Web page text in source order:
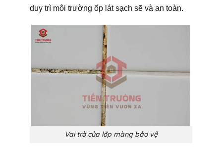
duy trì môi trường ốp lát sạch sẽ và an toàn.
Vai trò của lớp màng bảo vệ